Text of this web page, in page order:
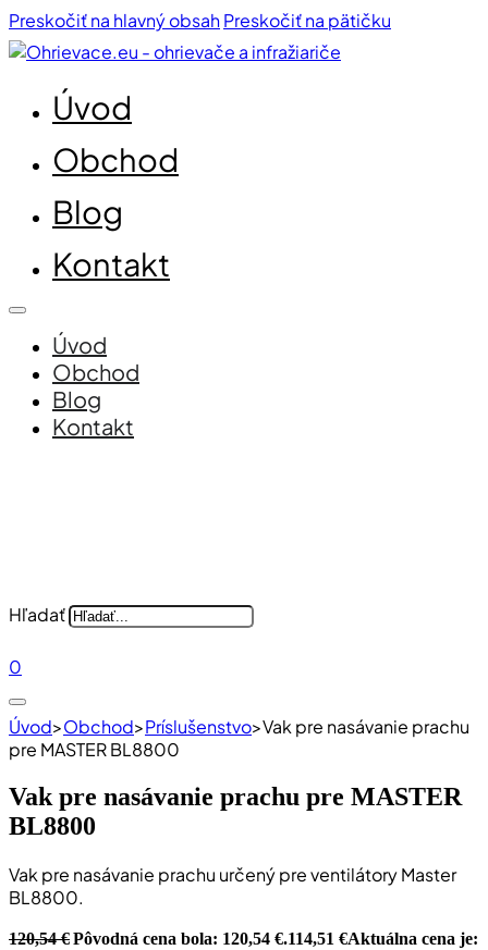
Preskočiť na hlavný obsahPreskočiť na pätičku
Úvod
Obchod
Blog
Kontakt
Úvod
Obchod
Blog
Kontakt
Hľadať
0
Úvod>Obchod>Príslušenstvo>Vak pre nasávanie prachu
pre MASTER BL8800
Vak pre nasávanie prachu pre MASTER
BL8800
Vak pre nasávanie prachu určený pre ventilátory Master
BL8800.
120,54€Pôvodná cena bola: 120,54 €.114,51 €Aktuálna cena je: